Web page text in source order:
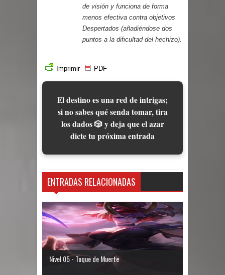
de visión y funciona de forma
menos efectiva contra objetivos
Despertados (añadiéndose dos
puntos a la dificultad del hechizo).
Imprimir PDF
El destino es una red de intrigas;
si no sabes qué senda tomar, tira
los dados 🎲 y deja que el azar
dicte tu próxima entrada
ENTRADAS RELACIONADAS
Nivel 05 - Toque de Muerte